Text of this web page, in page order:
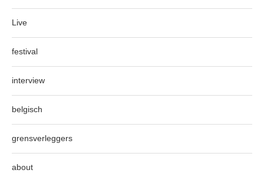
Live
festival
interview
belgisch
grensverleggers
about